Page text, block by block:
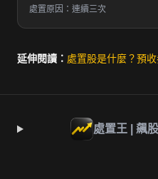
處置原因：連續三次
延伸閱讀： 處置股是什麼？預
處置王 | 飆